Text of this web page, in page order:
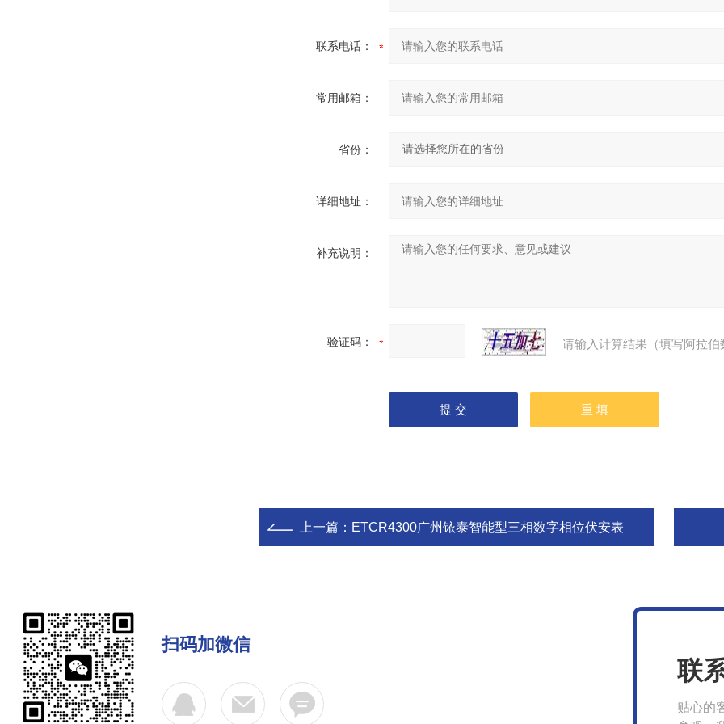
联系电话：
常用邮箱：
省份：
详细地址：
补充说明：
验证码： 请输入计算结果（填写阿拉
上一篇： ETCR4300广州铱泰智能型三相数字相位伏安表
扫码加微信
联
贴心的